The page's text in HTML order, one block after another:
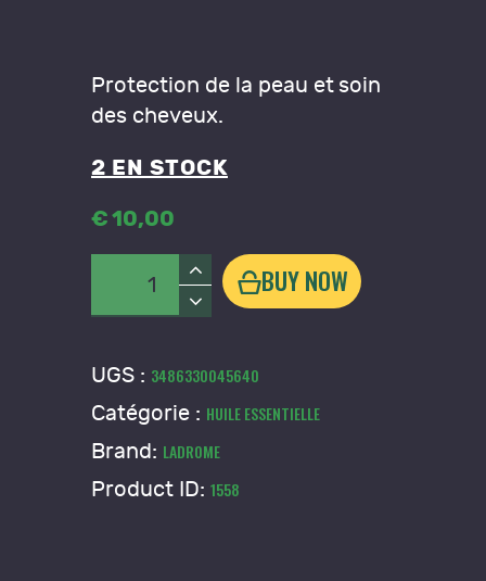
Protection de la peau et soin
des cheveux.
2 EN STOCK
€10,00
Ylang
Ylang
-
Ladrome
BUY NOW
UGS : 3486330045640
Catégorie : HUILE ESSENTIELLE
Brand: LADROME
Product ID: 1558